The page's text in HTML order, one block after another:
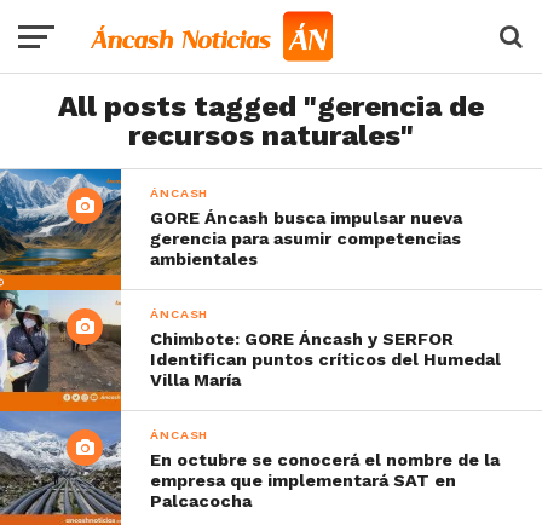
All posts tagged "gerencia de
recursos naturales"
ÁNCASH
GORE Áncash busca impulsar nueva
gerencia para asumir competencias
ambientales
ÁNCASH
Chimbote: GORE Áncash y SERFOR
Identifican puntos críticos del Humedal
Villa María
ÁNCASH
En octubre se conocerá el nombre de la
empresa que implementará SAT en
Palcacocha